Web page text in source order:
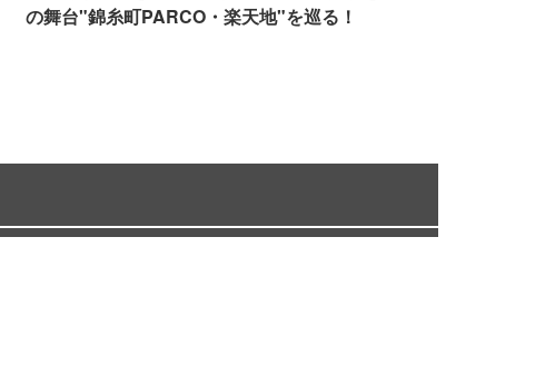
の舞台"錦糸町PARCO・楽天地"を巡る！